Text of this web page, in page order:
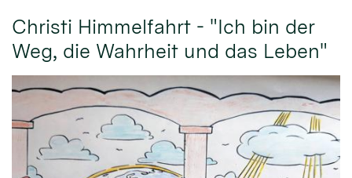
Christi Himmelfahrt - "Ich bin der
Weg, die Wahrheit und das Leben"